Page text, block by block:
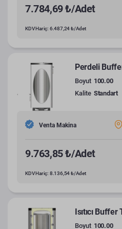
7.784,69 ₺/Adet
KDV Hariç: 6.487,24 ₺/Adet
Perdeli
Boyut 100.00
Kalite Standart
Venta Makina
9.763,85 ₺/Adet
KDV Hariç: 8.136,54 ₺/Adet
Isıtıcı Buffer
Boyut 100.00